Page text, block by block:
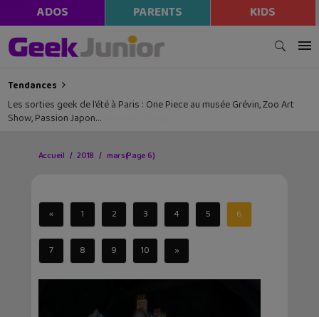
ADOS PARENTS KIDS
Tendances
Les sorties geek de l’été à Paris : One Piece au musée Grévin, Zoo Art
Show, Passion Japon…
Accueil 2018 mars(Page 6)
« 1 2 3 4 5 6
7 8 9 10 »